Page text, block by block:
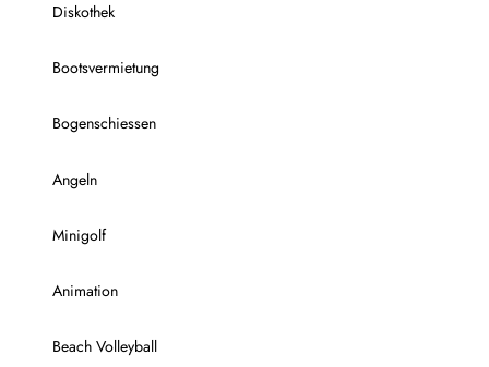
Diskothek
Bootsvermietung
Bogenschiessen
Angeln
Minigolf
Animation
Beach Volleyball